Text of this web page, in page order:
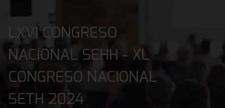
LXVI CONGRESO
NACIONAL SEHH - XL
CONGRESO NACIONAL
SETH 2024